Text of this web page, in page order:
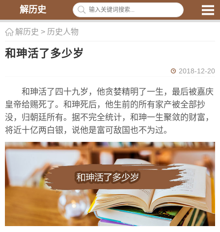
解历史
解历史 > 历史人物
和珅活了多少岁
2018-12-20
和珅活了四十九岁，他贪婪精明了一生，最后被嘉庆
皇帝给赐死了。和珅死后，他生前的所有家产被全部抄
没，归朝廷所有。据不完全统计，和珅一生聚敛的财富，
将近十亿两白银，说他是富可敌国也不为过。